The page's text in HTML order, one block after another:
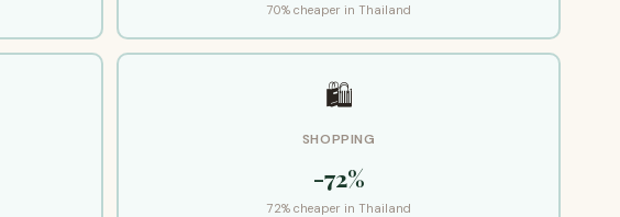
70% cheaper in Thailand
🛍
SHOPPING
-72%
72% cheaper in Thailand